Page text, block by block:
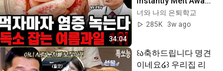
34:04
Vascular Toxins |
Dr. Moon Chang-sik
너와 나의 은퇴학교
285K
3w ago
꒰ა축하드립니다 명견
이네요໒꒱ 우리집 리